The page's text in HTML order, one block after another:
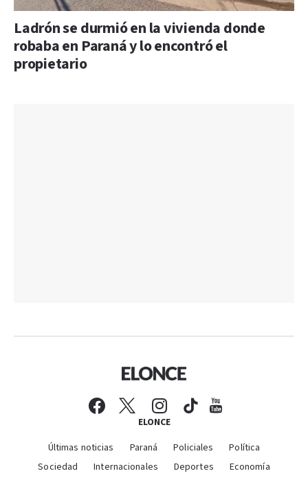
Ladrón se durmió en la vivienda donde
robaba en Paraná y lo encontró el
propietario
ELONCE
Últimas noticias Paraná Policiales
Política
Sociedad
Internacionales Deportes
Economía